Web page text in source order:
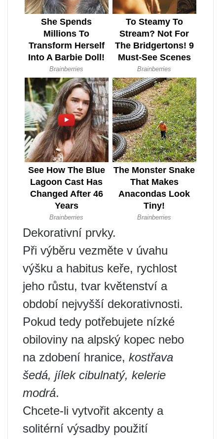
Dekorativní prvky.
Při výběru vezměte v úvahu
výšku a habitus keře, rychlost
jeho růstu, tvar květenství a
období nejvyšší dekorativnosti.
Pokud tedy potřebujete nízké
obiloviny na alpský kopec nebo
na zdobení hranice, kostřava
šedá, jílek cibulnatý, kelerie
modrá.
Chcete-li vytvořit akcenty a
solitérní výsadby použití